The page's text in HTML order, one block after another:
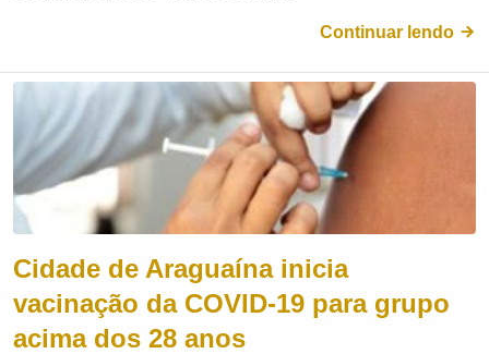
Continuar lendo
Cidade de Araguaína inicia
vacinação da COVID-19 para grupo
acima dos 28 anos